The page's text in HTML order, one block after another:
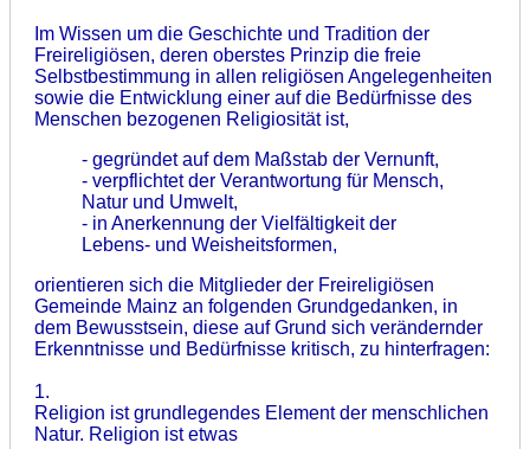
Im Wissen um die Geschichte und Tradition der
Freireligiösen, deren oberstes Prinzip die freie
Selbstbestimmung in allen religiösen Angelegenheiten
sowie die Entwicklung einer auf die Bedürfnisse des
Menschen bezogenen Religiosität ist,
- gegründet auf dem Maßstab der Vernunft,
- verpflichtet der Verantwortung für Mensch,
Natur und Umwelt,
- in Anerkennung der Vielfältigkeit der
Lebens- und Weisheitsformen,
orientieren sich die Mitglieder der Freireligiösen
Gemeinde Mainz an folgenden Grundgedanken, in
dem Bewusstsein, diese auf Grund sich verändernder
Erkenntnisse und Bedürfnisse kritisch, zu hinterfragen:
1.
Religion ist grundlegendes Element der menschlichen
Natur. Religion ist etwas